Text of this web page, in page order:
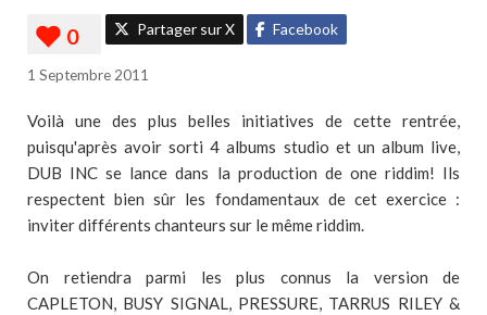
Partager sur X Facebook
1 Septembre 2011
Voilà une des plus belles initiatives de cette rentrée,
puisqu'après avoir sorti 4 albums studio et un album live,
DUB INC se lance dans la production de one riddim! Ils
respectent bien sûr les fondamentaux de cet exercice :
inviter différents chanteurs sur le même riddim.
On retiendra parmi les plus connus la version de
CAPLETON, BUSY SIGNAL, PRESSURE, TARRUS RILEY &